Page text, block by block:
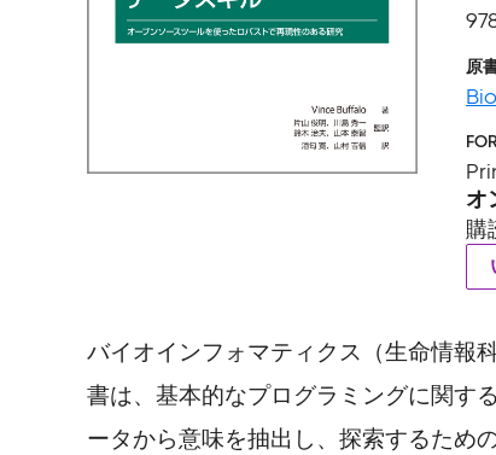
原
オ
購
バイオインフォマティクス（生命情報
書は、基本的なプログラミングに関す
ータから意味を抽出し、探索するため